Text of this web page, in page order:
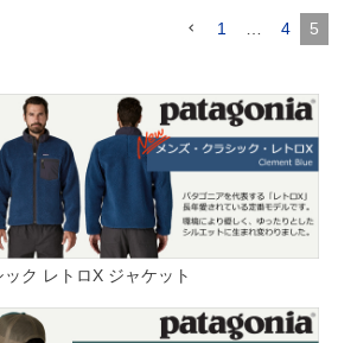
1 … 4 5
ック レトロX ジャケット